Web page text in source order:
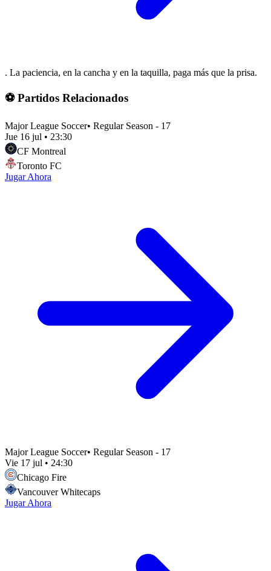
. La paciencia, en la cancha y en la taquilla, paga más que la prisa.
⚽ Partidos Relacionados
Major League Soccer• Regular Season - 17
Jue 16 jul • 23:30
CF Montreal
Toronto FC
Jugar Ahora
Major League Soccer• Regular Season - 17
Vie 17 jul • 24:30
Chicago Fire
Vancouver Whitecaps
Jugar Ahora